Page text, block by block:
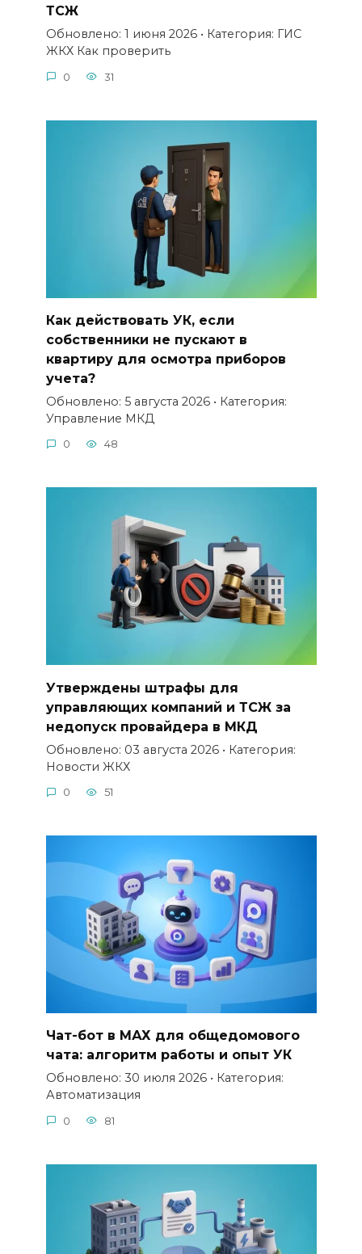
ТСЖ
Обновлено: 1 июня 2026 • Категория: ГИС
ЖКХ Как проверить
0 31
Как действовать УК, если
собственники не пускают в
квартиру для осмотра приборов
учета?
Обновлено: 5 августа 2026 • Категория:
Управление МКД
0 48
Утверждены штрафы для
управляющих компаний и ТСЖ за
недопуск провайдера в МКД
Обновлено: 03 августа 2026 • Категория:
Новости ЖКХ
0 51
Чат-бот в МАХ для общедомового
чата: алгоритм работы и опыт УК
Обновлено: 30 июля 2026 • Категория:
Автоматизация
0 81